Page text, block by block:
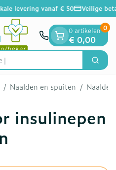
levering vanaf € 50 Veilige
Zoek
0 artikelen
€ 0,00
0
/ Naalden en spuiten /
insulinepen